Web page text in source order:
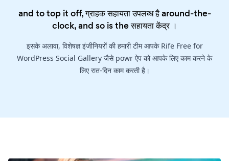
and to top it off, ग्राहक सहायता उपलब्ध है around-the-
clock, and so is theसहायता केंद्र।
इसके अलावा, विशेषज्ञ इंजीनियरों की हमारी टीम आपके Rife Free for
WordPress Social Gallery जैसे powr ऐप को आपके लिए काम करने के
लिए रात-दिन काम करती है।